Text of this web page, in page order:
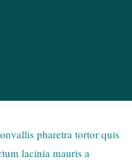
pharetra tortor quis
lacinia mauris a